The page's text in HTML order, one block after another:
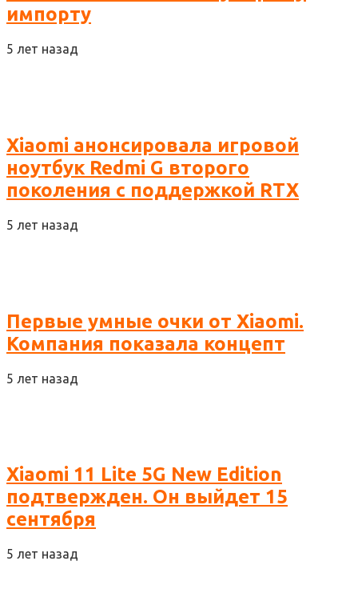
импорту
5 лет назад
Xiaomi анонсировала игровой
ноутбук Redmi G второго
поколения с поддержкой RTX
5 лет назад
Первые умные очки от Xiaomi.
Компания показала концепт
5 лет назад
Xiaomi 11 Lite 5G New Edition
подтвержден. Он выйдет 15
сентября
5 лет назад